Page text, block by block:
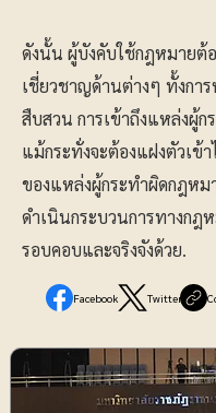
ดังนั้น ผู้บังคับใช้กฎหมายต้
เชี่ยวชาญด้านต่างๆ ทั้งการ
สืบสวน การเข้าถึงแหล่งผู้ก
แม้กระทั่งจะต้องแฝงตัวเข้
ของแหล่งผู้กระทำผิดกฎหม
ดำเนินกระบวนการทางกฎ
รอบคอบและจริงจังด้วย.
Facebook Twitter